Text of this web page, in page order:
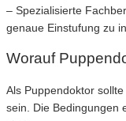
– Spezialisierte
genaue Einstufung zu
Worauf
Als Puppendoktor
sein. Die Bedingungen